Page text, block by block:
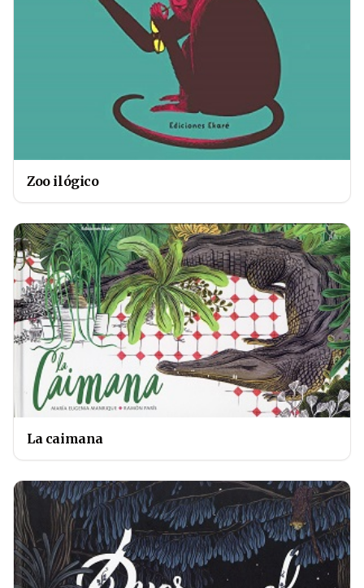
Zoo ilógico
La caimana